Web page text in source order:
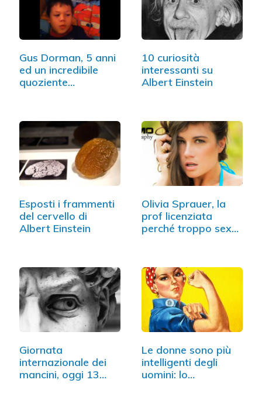
Gus Dorman, 5 anni
ed un incredibile
quoziente
10 curiosità
interessanti su
Albert Einstein
Esposti i frammenti
del cervello di
Albert Einstein
Olivia Sprauer, la
prof licenziata
perché troppo sexy
Giornata
internazionale dei
mancini, oggi 13
Le donne sono più
intelligenti degli
uomini: lo…